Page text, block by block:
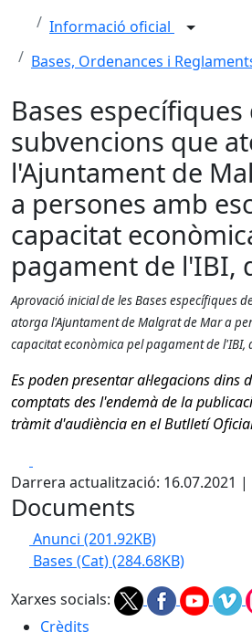
Informació oficial
Bases, Ordenances i
Bases específiques
subvencions que
l'Ajuntament de
a persones amb
capacitat
pagament de l'IBI,
Aprovació inicial de les Bases específiques
atorga l'Ajuntament de Malgrat de Mar a
capacitat econòmica pel pagament de l'IBI,
Es poden presentar al·legacions dins
comptats des l'endemà de la
tràmit d'audiència en el Butlletí
Darrera actualització: 16.07.2021 |
Documents
Anunci (201.92KB)
Bases (Cat)(284.68KB)
Xarxes socials:
Crèdits